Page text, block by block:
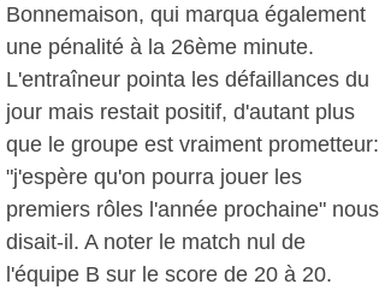
Bonnemaison, qui marqua également
une pénalité à la 26ème minute.
L'entraîneur pointa les défaillances du
jour mais restait positif, d'autant plus
que le groupe est vraiment prometteur:
"j'espère qu'on pourra jouer les
premiers rôles l'année prochaine" nous
disait-il. A noter le match nul de
l'équipe B sur le score de 20 à 20.